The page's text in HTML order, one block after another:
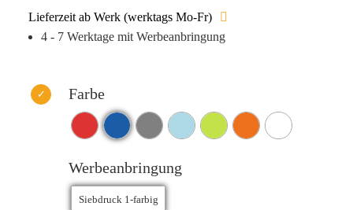
Siebdruck-Logo. Bitte beachten: Nur für die Handwäsche
geeignet.
Lieferzeit ab Werk (werktags Mo-Fr)
4 - 7 Werktage mit Werbeanbringung
Farbe
Werbeanbringung